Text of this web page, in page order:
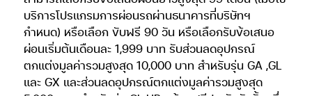
บริการโปรแกรมการผ่อนรถผ่านธนาคารที่บริษัทฯ
กำหนด) หรือเลือก ขับฟรี 90 วัน หรือเลือกรับข้อเสนอ
ผ่อนเริ่มต้นเดือนละ 1,999 บาท รับส่วนลดอุปกรณ์
ตกแต่งมูลค่ารวมสูงสุด 10,000 บาท สำหรับรุ่น GA ,GL
และ GX และส่วนลดอุปกรณ์ตกแต่งมูลค่ารวมสูงสุด